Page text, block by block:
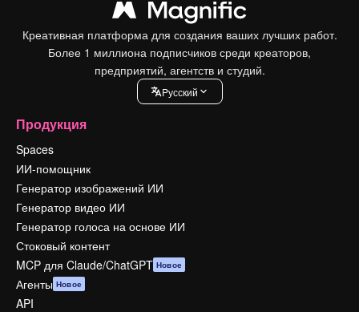
Креативная платформа для создания ваших лучших работ.
Более 1 миллиона подписчиков среди креаторов,
предприятий, агентств и студий.
Pусский
Продукция
Spaces
ИИ-помощник
Генератор изображений ИИ
Генератор видео ИИ
Генератор голоса на основе ИИ
Стоковый контент
MCP для Claude/ChatGPT Новое
Агенты Новое
API